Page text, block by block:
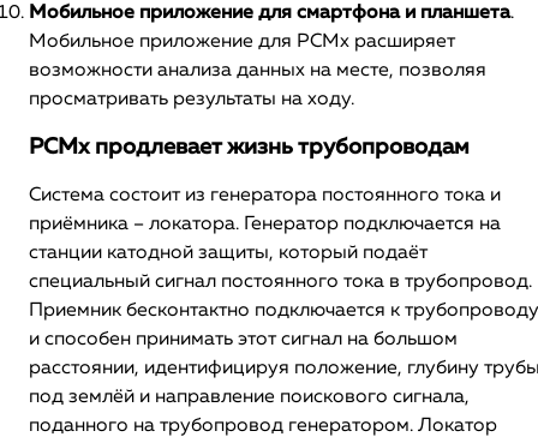
Мобильное приложение для смартфона и планшета.
Мобильное приложение для PCMx расширяет
возможности анализа данных на месте, позволяя
просматривать результаты на ходу.
PCMx продлевает жизнь трубопроводам
Система состоит из генератора постоянного тока и
приёмника – локатора. Генератор подключается на
станции катодной защиты, который подаёт
специальный сигнал постоянного тока в трубопровод.
Приемник бесконтактно подключается к трубопроводу
и способен принимать этот сигнал на большом
расстоянии, идентифицируя положение, глубину
под землёй и направление поискового сигнала,
поданного на трубопровод генератором. Локатор